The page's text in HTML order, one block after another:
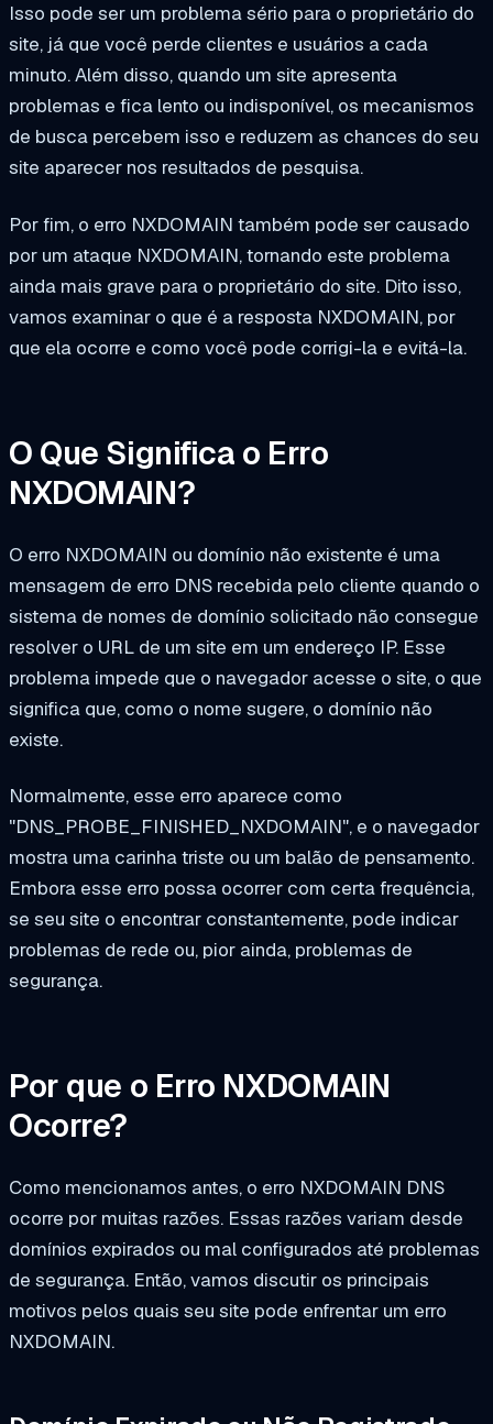
Isso pode ser um problema sério para o proprietário do
site, já que você perde clientes e usuários a cada
minuto. Além disso, quando um site apresenta
problemas e fica lento ou indisponível, os mecanismos
de busca percebem isso e reduzem as chances do seu
site aparecer nos resultados de pesquisa.
Por fim, o erro NXDOMAIN também pode ser causado
por um ataque NXDOMAIN, tornando este problema
ainda mais grave para o proprietário do site. Dito isso,
vamos examinar o que é a resposta NXDOMAIN, por
que ela ocorre e como você pode corrigi-la e evitá-la.
O Que Significa o Erro
NXDOMAIN?
O erro NXDOMAIN ou domínio não existente é uma
mensagem de erro DNS recebida pelo cliente quando o
sistema de nomes de domínio solicitado não consegue
resolver o URL de um site em um endereço IP. Esse
problema impede que o navegador acesse o site, o que
significa que, como o nome sugere, o domínio não
existe.
Normalmente, esse erro aparece como
"DNS_PROBE_FINISHED_NXDOMAIN", e o navegador
mostra uma carinha triste ou um balão de pensamento.
Embora esse erro possa ocorrer com certa frequência,
se seu site o encontrar constantemente, pode indicar
problemas de rede ou, pior ainda, problemas de
segurança.
Por que o Erro NXDOMAIN
Ocorre?
Como mencionamos antes, o erro NXDOMAIN DNS
ocorre por muitas razões. Essas razões variam desde
domínios expirados ou mal configurados até problemas
de segurança. Então, vamos discutir os principais
motivos pelos quais seu site pode enfrentar um erro
NXDOMAIN.